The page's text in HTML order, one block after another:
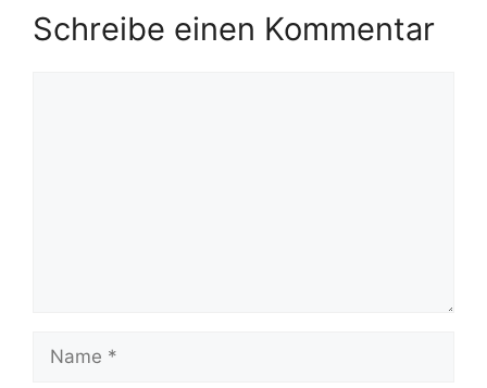
Schreibe einen Kommentar
Name